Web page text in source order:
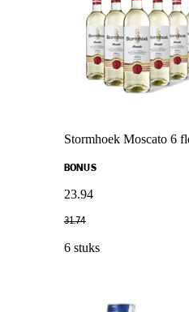
Stormhoek Moscato 6
BONUS
23.94
31.74
6 stuks